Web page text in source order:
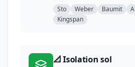
Sto Weber Baumit
Kingspan
📐 Isolation sol